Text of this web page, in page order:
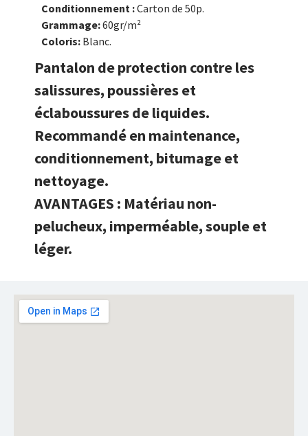
Conditionnement :Carton de 50p.
Grammage:60gr/m²
Coloris: Blanc.
Pantalon de protection contre les
salissures, poussières et
éclaboussures de liquides.
Recommandé en maintenance,
conditionnement, bitumage et
nettoyage.
AVANTAGES : Matériau non-
pelucheux, imperméable, souple et
léger.